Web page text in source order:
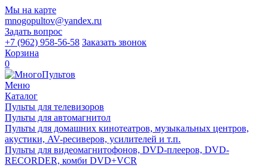
Мы на карте
mnogopultov@yandex.ru
Задать вопрос
+7 (962) 958-56-58 Заказать звонок
Корзина
0
Меню
Каталог
Пульты для телевизоров
Пульты для автомагнитол
Пульты для домашних кинотеатров, музыкальных центров,
акустики, AV-ресиверов, усилителей и т.п.
Пульты для видеомагнитофонов, DVD-плееров, DVD-
RECORDER, комби DVD+VCR